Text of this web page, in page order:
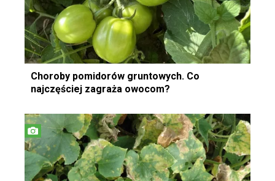
Choroby pomidorów gruntowych. Co
najczęściej zagraża owocom?